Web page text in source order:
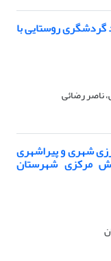
روستایی با
ناصر رضائی
شهری و پیراشهری
مرکزی شهرستان